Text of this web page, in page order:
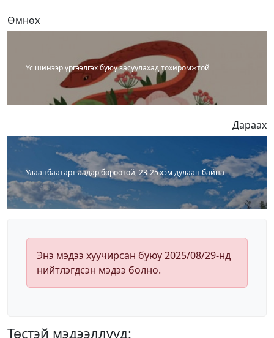
Өмнөх
Үс шинээр үргээлгэх буюу засуулахад тохиромжтой
Дараах
Улаанбаатарт аадар бороотой, 23-25 хэм дулаан байна
Энэ мэдээ хуучирсан буюу 2025/08/29-нд
нийтлэгдсэн мэдээ болно.
Төстэй мэдээллүүд: